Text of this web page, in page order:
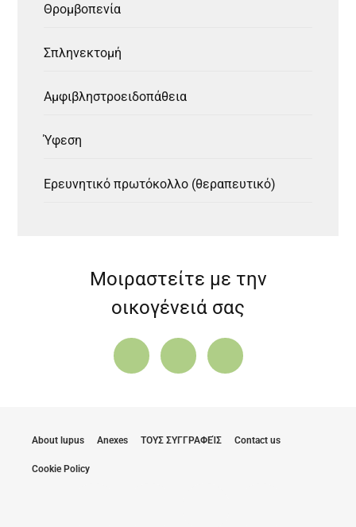
Θρομβοπενία
Σπληνεκτομή
Αμφιβληστροειδοπάθεια
Ύφεση
Ερευνητικό πρωτόκολλο (θεραπευτικό)
Μοιραστείτε με την
οικογένειά σας
About lupus Anexes ΤΟΥΣ ΣΥΓΓΡΑΦΕΊΣ Contact us
Cookie Policy